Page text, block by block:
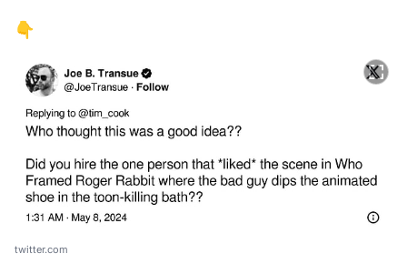
👇
twitter.com